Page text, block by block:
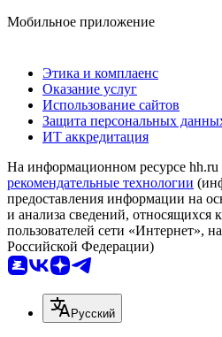
Мобильное приложение
Этика и комплаенс
Оказание услуг
Использование сайтов
Защита персональных
ИТ аккредитация
На информационном ресурсе hh.ru
рекомендательные технологии
предоставления информации на
и анализа сведений, относящихся
пользователей сети «Интернет»,
Российской Федерации)
Русский